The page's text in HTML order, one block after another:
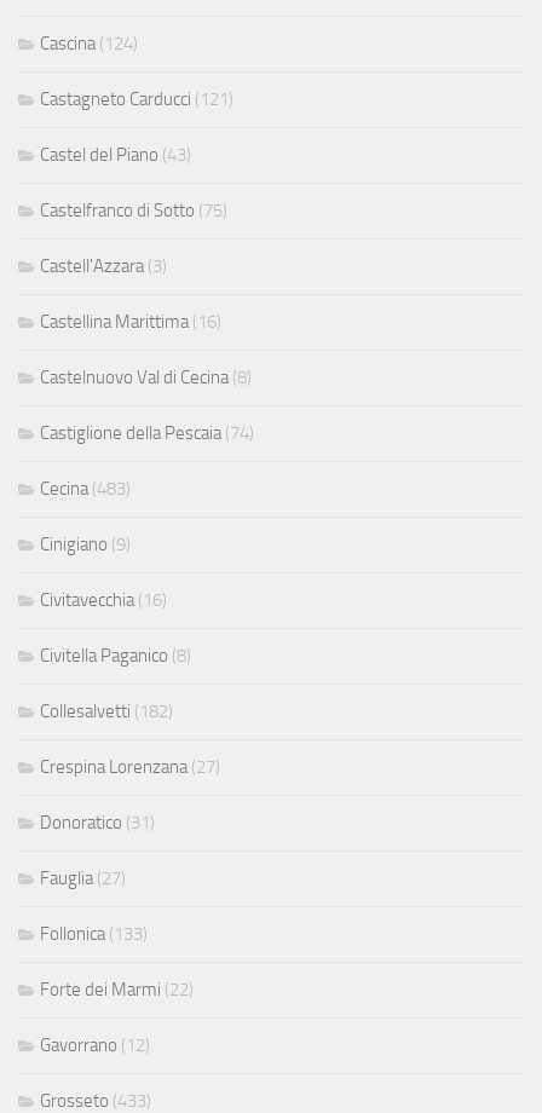
Cascina (124)
Castagneto Carducci (121)
Castel del Piano (43)
Castelfranco di Sotto (75)
Castell'Azzara (3)
Castellina Marittima (16)
Castelnuovo Val di Cecina (8)
Castiglione della Pescaia (74)
Cecina (483)
Cinigiano (9)
Civitavecchia (16)
Civitella Paganico (8)
Collesalvetti (182)
Crespina Lorenzana (27)
Donoratico (31)
Fauglia (27)
Follonica (133)
Forte dei Marmi (22)
Gavorrano (12)
Grosseto (433)